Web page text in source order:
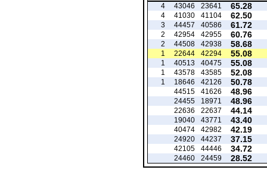
65.28
23641
43046
4
62.50
41104
41030
4
61.72
40586
44457
3
60.76
42955
42954
2
58.68
42938
44508
2
55.08
42294
22644
1
55.08
40475
40513
1
52.08
43585
43578
1
50.78
42126
18646
1
48.96
41626
44515
48.96
18971
24455
44.14
22637
22636
43.40
43771
19040
42.19
42982
40474
37.15
44237
24920
34.72
44446
42105
28.52
24459
24460